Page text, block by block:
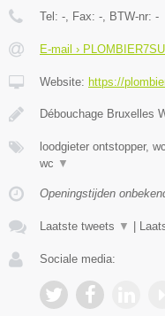
Tel: - , Fax: - , BTW-nr: -
E-mail ›
Website: https://
Débouchage Bruxelles
loodgieter ontstopper,
wc ▼
Openingstijden
Laatste tweets ▼ |
Sociale media: